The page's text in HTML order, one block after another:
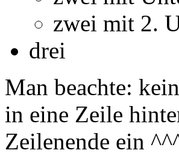
zwei mit 2.
drei
Man beachte:
in eine Zeile
Zeilenende ein